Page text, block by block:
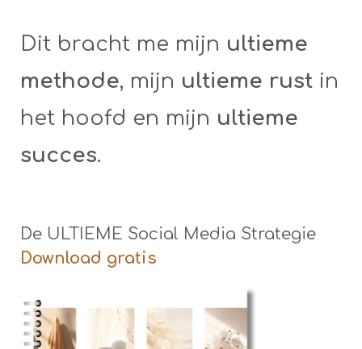
Dit bracht me mijn ultieme
methode, mijn ultieme rust in
het hoofd en mijn ultieme
succes.
De ULTIEME Social Media Strategie
Download gratis